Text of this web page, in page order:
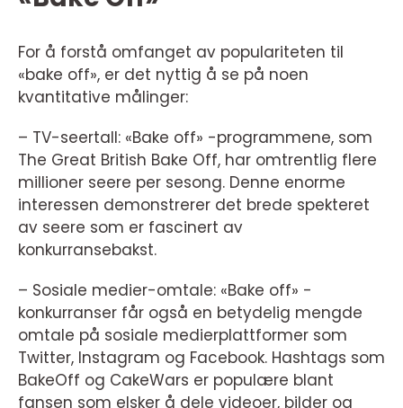
For å forstå omfanget av populariteten til
«bake off», er det nyttig å se på noen
kvantitative målinger:
– TV-seertall: «Bake off» -programmene, som
The Great British Bake Off, har omtrentlig flere
millioner seere per sesong. Denne enorme
interessen demonstrerer det brede spekteret
av seere som er fascinert av
konkurransebakst.
– Sosiale medier-omtale: «Bake off» -
konkurranser får også en betydelig mengde
omtale på sosiale medierplattformer som
Twitter, Instagram og Facebook. Hashtags som
BakeOff og CakeWars er populære blant
fansen som elsker å dele videoer, bilder og